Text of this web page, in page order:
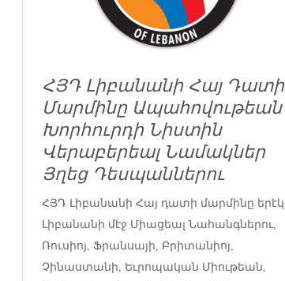
ՀՅԴ Լիբանանի Հայ Դատի
Մարմինը Ապահովութեան
Խորհուրդի Նիստին
Վերաբերեալ Նամակներ
Յղեց Դեսպաններու
ՀՅԴ Լիբանանի Հայ դատի մարմինը երէկ
Լիբանանի մէջ Միացեալ Նահանգներու,
Ռուսիոյ, Ֆրանսայի, Բրիտանիոյ,
Չինաստանի, Եւրոպական Միութեան,